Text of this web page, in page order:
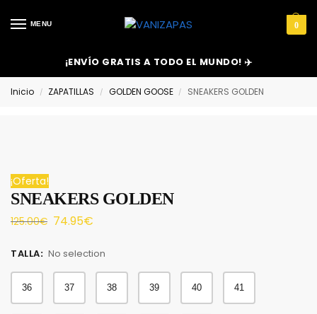
MENU 0
¡ENVÍO GRATIS A TODO EL MUNDO! ✈️
Inicio / ZAPATILLAS / GOLDEN GOOSE / SNEAKERS GOLDEN
¡Oferta!
SNEAKERS GOLDEN
125.00€ 74.95€
TALLA: No selection
36 37 38 39 40 41